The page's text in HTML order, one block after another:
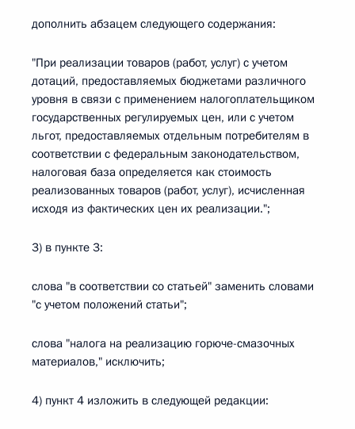
дополнить абзацем следующего содержания:
"При реализации товаров (работ, услуг) с учетом
дотаций, предоставляемых бюджетами различного
уровня в связи с применением налогоплательщиком
государственных регулируемых цен, или с учетом
льгот, предоставляемых отдельным потребителям в
соответствии с федеральным законодательством,
налоговая база определяется как стоимость
реализованных товаров (работ, услуг), исчисленная
исходя из фактических цен их реализации.";
3) в пункте 3:
слова "в соответствии со статьей" заменить словами
"с учетом положений статьи";
слова "налога на реализацию горюче-смазочных
материалов," исключить;
4) пункт 4 изложить в следующей редакции: